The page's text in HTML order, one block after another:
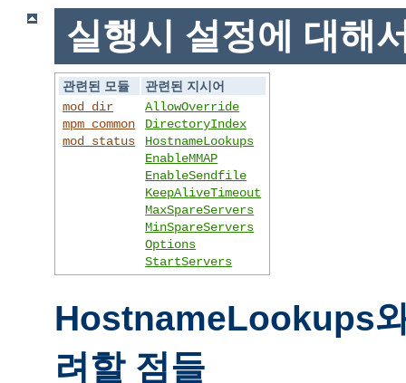
실행시 설정에 대해
관련된 모듈
관련된 지시어
mod_dir
mpm_common
mod_status
AllowOverride
DirectoryIndex
HostnameLookups
EnableMMAP
EnableSendfile
KeepAliveTimeout
MaxSpareServers
MinSpareServers
Options
StartServers
HostnameLookups
려할 점들